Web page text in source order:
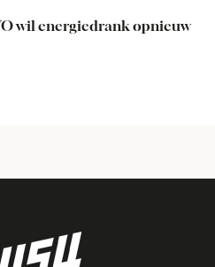
wil energiedrank opnieuw